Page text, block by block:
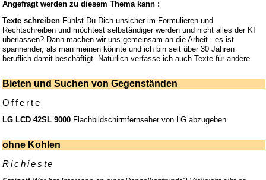
Angefragt werden zu diesem Thema kann :
Texte schreiben Fühlst Du Dich unsicher im Formulieren und
Rechtschreiben und möchtest selbständiger werden und nicht alles der KI
überlassen? Dann machen wir uns gemeinsam an die Arbeit - es ist
spannender, als man meinen könnte und ich bin seit über 30 Jahren
beruflich damit beschäftigt. Natürlich verfasse ich auch Texte für andere.
Bieten und Suchen von Gegenständen
Offerte
LG LCD 42SL 9000 Flachbildschirmfernseher von LG abzugeben
ohne Kohlen
Richieste